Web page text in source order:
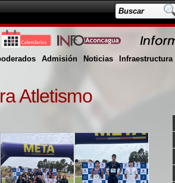
Admisión Noticias Infraestructura
Atletismo